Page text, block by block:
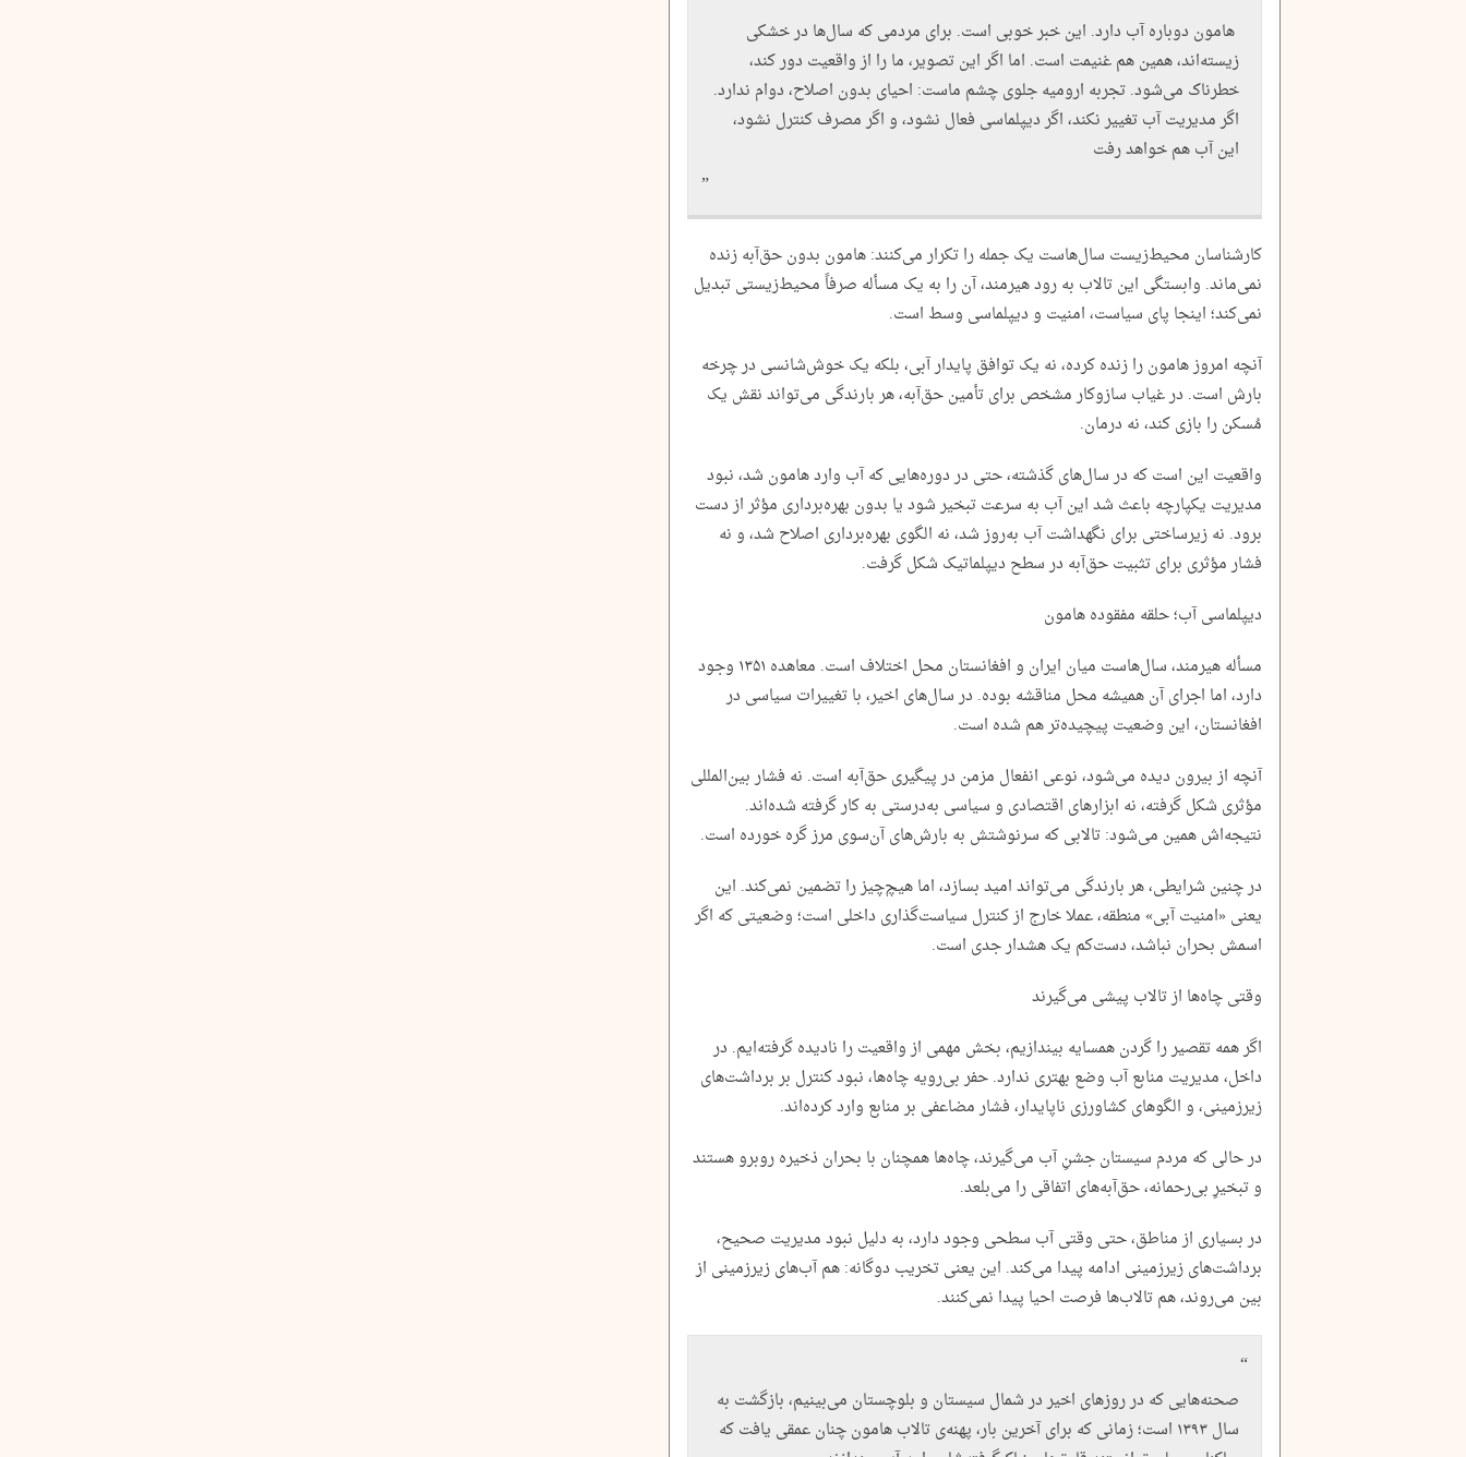
هامون دوباره آب دارد. این خبر خوبی است. برای مردمی که سال‌ها در خشکی
زیسته‌اند، همین هم غنیمت است. اما اگر این تصویر، ما را از واقعیت دور کند،
خطرناک می‌شود. تجربه ارومیه جلوی چشم ماست: احیای بدون اصلاح، دوام ندارد.
اگر مدیریت آب تغییر نکند، اگر دیپلماسی فعال نشود، و اگر مصرف کنترل نشود،
این آب هم خواهد رفت
کارشناسان محیط‌زیست سال‌هاست یک جمله را تکرار می‌کنند: هامون بدون حق‌آبه زنده
نمی‌ماند. وابستگی این تالاب به رود هیرمند، آن را به یک مسأله صرفاً محیط‌زیستی تبدیل
نمی‌کند؛ اینجا پای سیاست، امنیت و دیپلماسی وسط است.
آنچه امروز هامون را زنده کرده، نه یک توافق پایدار آبی، بلکه یک خوش‌شانسی در چرخه
بارش است. در غیاب سازوکار مشخص برای تأمین حق‌آبه، هر بارندگی می‌تواند نقش یک
مُسکن را بازی کند، نه درمان.
واقعیت این است که در سال‌های گذشته، حتی در دوره‌هایی که آب وارد هامون شد، نبود
مدیریت یکپارچه باعث شد این آب به سرعت تبخیر شود یا بدون بهره‌برداری مؤثر از دست
برود. نه زیرساختی برای نگهداشت آب به‌روز شد، نه الگوی بهره‌برداری اصلاح شد، و نه
فشار مؤثری برای تثبیت حق‌آبه در سطح دیپلماتیک شکل گرفت.
دیپلماسی آب؛ حلقه مفقوده‌ هامون
مسأله هیرمند، سال‌هاست میان ایران و افغانستان محل اختلاف است. معاهده ۱۳۵۱ وجود
دارد، اما اجرای آن همیشه محل مناقشه بوده. در سال‌های اخیر، با تغییرات سیاسی در
افغانستان، این وضعیت پیچیده‌تر هم شده است.
آنچه از بیرون دیده می‌شود، نوعی انفعال مزمن در پیگیری حق‌آبه است. نه فشار بین‌المللی
مؤثری شکل گرفته، نه ابزارهای اقتصادی و سیاسی به‌درستی به کار گرفته شده‌اند.
نتیجه‌اش همین می‌شود: تالابی که سرنوشتش به بارش‌های آن‌سوی مرز گره خورده است.
در چنین شرایطی، هر بارندگی می‌تواند امید بسازد، اما هیچ‌چیز را تضمین نمی‌کند. این
یعنی «امنیت آبی» منطقه، عملا خارج از کنترل سیاست‌گذاری داخلی است؛ وضعیتی که اگر
اسمش بحران نباشد، دست‌کم یک هشدار جدی است.
وقتی چاه‌ها از تالاب پیشی می‌گیرند
اگر همه تقصیر را گردن همسایه بیندازیم، بخش مهمی از واقعیت را نادیده گرفته‌ایم. در
داخل، مدیریت منابع آب وضع بهتری ندارد. حفر بی‌رویه چاه‌ها، نبود کنترل بر برداشت‌های
زیرزمینی، و الگوهای کشاورزی ناپایدار، فشار مضاعفی بر منابع وارد کرده‌اند.
در حالی که مردم سیستان جشنِ آب می‌گیرند، چاه‌ها همچنان با بحران ذخیره روبرو هستند
و تبخیرِ بی‌رحمانه، حق‌آبه‌های اتفاقی را می‌بلعد.
در بسیاری از مناطق، حتی وقتی آب سطحی وجود دارد، به دلیل نبود مدیریت صحیح،
برداشت‌های زیرزمینی ادامه پیدا می‌کند. این یعنی تخریب دوگانه: هم آب‌های زیرزمینی از
بین می‌روند، هم تالاب‌ها فرصت احیا پیدا نمی‌کنند.
صحنه‌هایی که در روزهای اخیر در شمال سیستان و بلوچستان می‌بینیم، بازگشت به
سال ۱۳۹۳ است؛ زمانی که برای آخرین بار، پهنه‌ی تالاب هامون چنان عمقی یافت که